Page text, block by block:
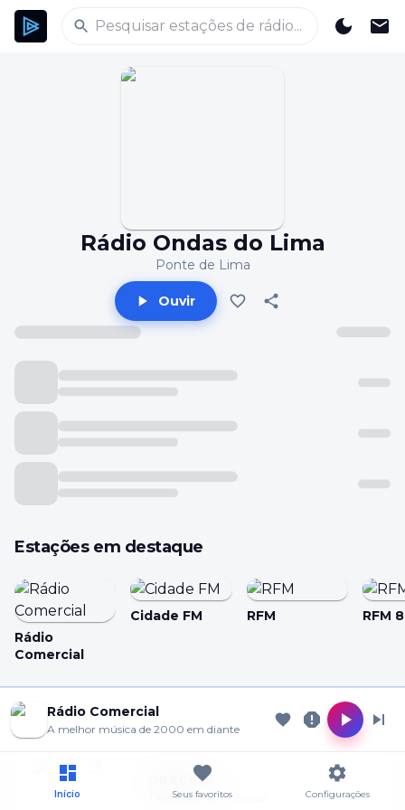
Rádio Ondas do Lima
Ponte de Lima
Ouvir
Estações em destaque
Rádio
Comercial
Cidade FM RFM RFM
Tocando agora
DRACULA
TAME IMPALA, JENNIE
Cookie Preferences
Allow analytics Essential only
Início Seus favoritos Configurações
Rádio Comercial
A melhor música de 2000 em diante